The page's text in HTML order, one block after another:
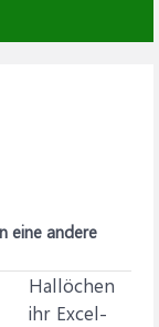
eine andere
Hallöchen
ihr Excel-